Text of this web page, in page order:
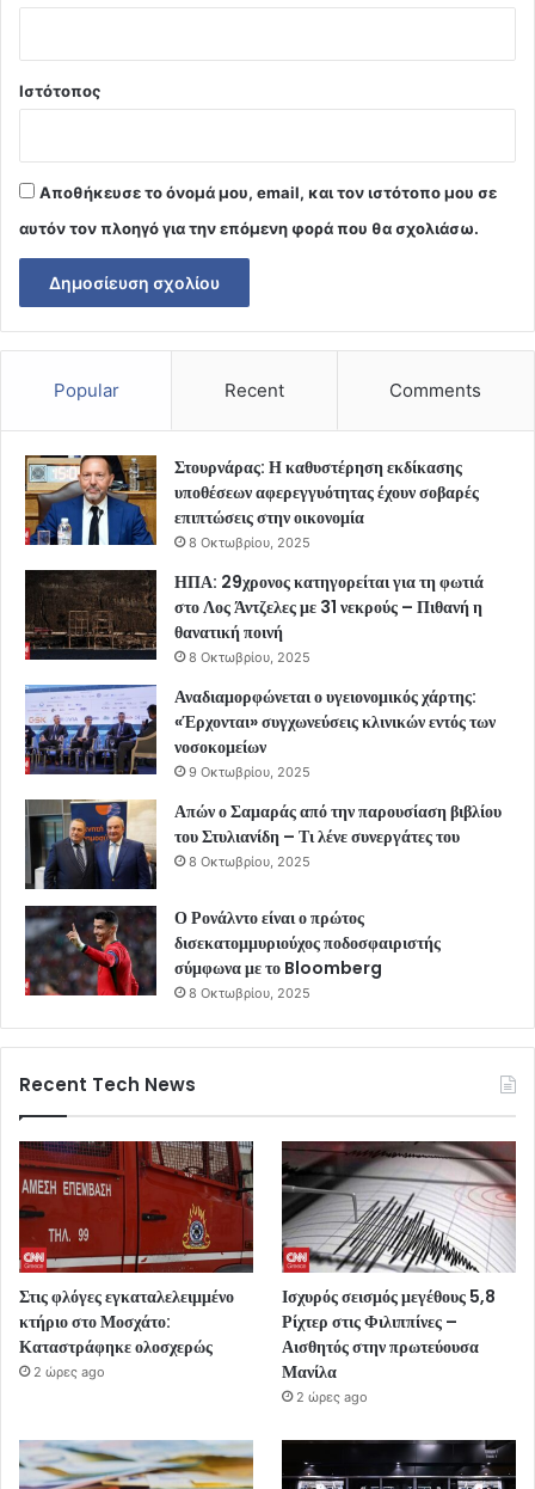
Ιστότοπος
Αποθήκευσε το όνομά μου, email, και τον ιστότοπο μου σε
αυτόν τον πλοηγό για την επόμενη φορά που θα σχολιάσω.
Popular Recent Comments
Στουρνάρας: Η καθυστέρηση εκδίκασης
υποθέσεων αφερεγγυότητας έχουν σοβαρές
επιπτώσεις στην οικονομία
8 Οκτωβρίου, 2025
ΗΠΑ: 29χρονος κατηγορείται για τη φωτιά
στο Λος Άντζελες με 31 νεκρούς – Πιθανή η
θανατική ποινή
8 Οκτωβρίου, 2025
Αναδιαμορφώνεται ο υγειονομικός χάρτης:
«Έρχονται» συγχωνεύσεις κλινικών εντός των
νοσοκομείων
9 Οκτωβρίου, 2025
Απών ο Σαμαράς από την παρουσίαση βιβλίου
του Στυλιανίδη – Τι λένε συνεργάτες του
8 Οκτωβρίου, 2025
Ο Ρονάλντο είναι ο πρώτος
δισεκατομμυριούχος ποδοσφαιριστής
σύμφωνα με το Bloomberg
8 Οκτωβρίου, 2025
Recent Tech News
Στις φλόγες εγκαταλελειμμένο
κτήριο στο Μοσχάτο:
Καταστράφηκε ολοσχερώς
2 ώρες ago
Ισχυρός σεισμός μεγέθους 5,8
Ρίχτερ στις Φιλιππίνες –
Αισθητός στην πρωτεύουσα
Μανίλα
2 ώρες ago